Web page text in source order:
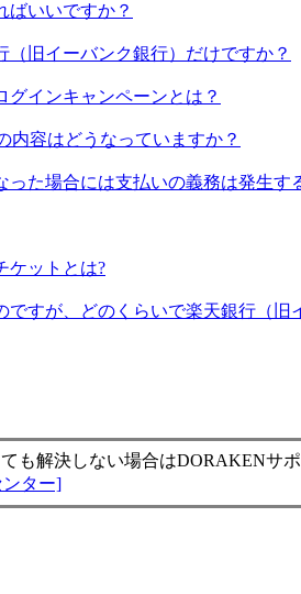
ばいいですか？
（旧イーバンク銀行）だけですか？
グインキャンペーンとは？
内容はどうなっていますか？
った場合には支払いの義務は発生す
ケットとは?
ですが、どのくらいで楽天銀行（旧
も解決しない場合はDORAKENサ
ター]